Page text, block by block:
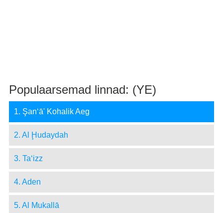
Populaarsemad linnad: (YE)
1. Şan‘ā' Kohalik Aeg
2. Al Ḩudaydah
3. Ta‘izz
4. Aden
5. Al Mukallā